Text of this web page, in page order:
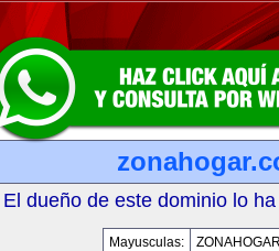
El dueño de este dominio lo
Mayusculas: